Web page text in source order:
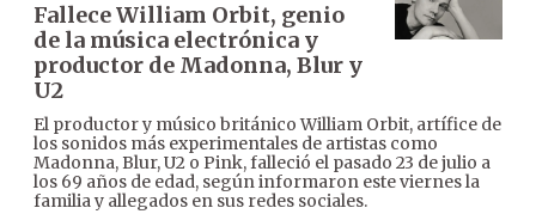
Fallece William Orbit, genio
de la música electrónica y
productor de Madonna, Blur y
U2
El productor y músico británico William Orbit, artífice de
los sonidos más experimentales de artistas como
Madonna, Blur, U2 o Pink, falleció el pasado 23 de julio a
los 69 años de edad, según informaron este viernes la
familia y allegados en sus redes sociales.